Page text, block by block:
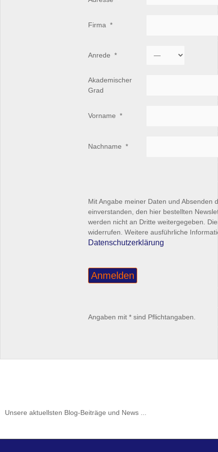
Firma *
Anrede *
Akademischer
Grad
Vorname *
Nachname *
Mit Angabe meiner Daten und Absenden
einverstanden, den hier bestellten
werden nicht an Dritte weitergegeben.
widerrufen. Weitere ausführliche
Datenschutzerklärung
Angaben mit * sind Pflichtangaben.
Unsere aktuellsten Blog-Beiträge und News ...